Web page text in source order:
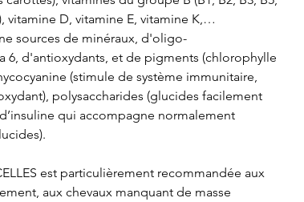
vitamine D, vitamine E, vitamine K,…
sources de minéraux, d'oligo-
6, d'antioxydants, et de pigments (chlorophylle
(stimule de système immunitaire,
polysaccharides (glucides facilement
qui accompagne normalement
est particulièrement recommandée aux
aux chevaux manquant de masse